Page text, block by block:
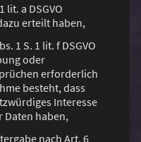
lit. a DSGVO
erteilt haben,
1 S. 1 lit. f DSGVO
oder
erforderlich
besteht, dass
Interesse
Daten haben,
nach Art. 6